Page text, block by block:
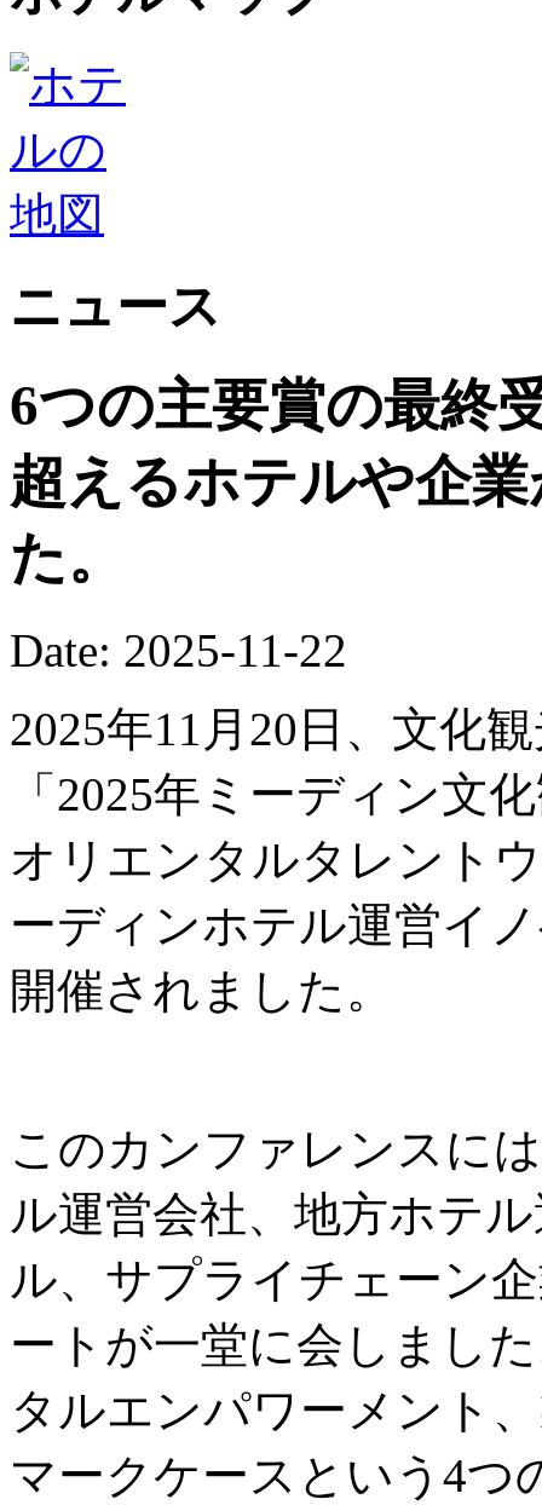
ニュース
6つの主要賞の最終
超えるホテルや企
た。
Date: 2025-11-22
2025年11月20日、文化
「2025年ミーディン文
オリエンタルタレント
ーディンホテル運営イ
開催されました。
このカンファレンスに
ル運営会社、地方ホテ
ル、サプライチェーン
ートが一堂に会しまし
タルエンパワーメント
マークケースという4つ